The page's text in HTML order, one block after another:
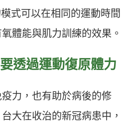
式可以在相同的運動時間
體能與肌力訓練的效果。
透過運動復原體力
力，也有助於病後的修
大在收治的新冠病患中，